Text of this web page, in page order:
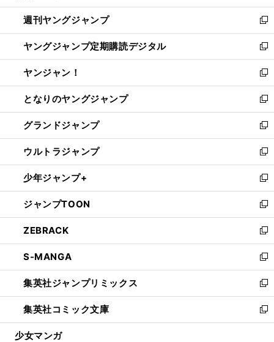
開
く
ウ
で
開
く
ン
ド
ウ
で
開
く
ウ
ィ
ン
ド
ウ
で
開
く
週刊ヤングジャンプ
新
し
い
ウ
ィ
ン
ド
ウ
で
開
く
ヤングジャンプ定期購読デジタル
新
し
い
ウ
ィ
ン
ド
ウ
で
開
く
ヤンジャン！
新
し
い
ウ
ィ
ン
ド
ウ
で
開
く
となりのヤングジャンプ
新
し
い
ウ
ィ
ン
ド
ウ
で
開
く
グランドジャンプ
新
し
い
ウ
ィ
ン
ド
ウ
で
開
く
ウルトラジャンプ
新
し
い
ウ
ィ
ン
ド
ウ
で
開
く
少年ジャンプ+
新
し
い
ウ
ィ
ン
ド
ウ
で
開
く
ジャンプTOON
新
し
い
ウ
ィ
ン
ド
ウ
で
開
ZEBRACK
新
し
い
ウ
ィ
ン
ド
ウ
S-MANGA
新
し
い
ウ
ィ
ン
集英社ジャンプリミックス
新
し
い
ウ
集英社コミック文庫
新
し
少女マンガ